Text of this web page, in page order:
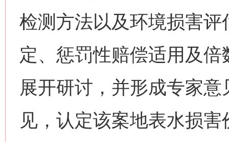
检测方法以及环境损害
定、惩罚性赔偿适用及
展开研讨，并形成专家
见，认定该案地表水损